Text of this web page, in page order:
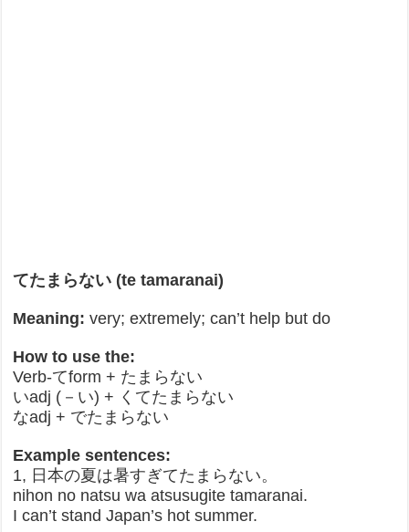
てたまらない (te tamaranai)
Meaning: very; extremely; can’t help but do
How to use the:
Verb-てform + たまらない
いadj (－い) + くてたまらない
なadj + でたまらない
Example sentences:
1, 日本の夏は暑すぎてたまらない。
nihon no natsu wa atsusugite tamaranai.
I can’t stand Japan’s hot summer.